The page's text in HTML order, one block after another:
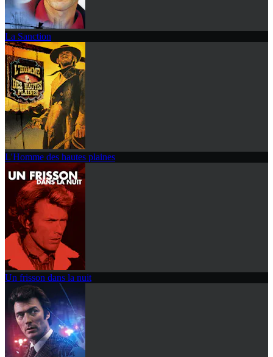
La Sanction
L'Homme des hautes plaines
Un frisson dans la nuit